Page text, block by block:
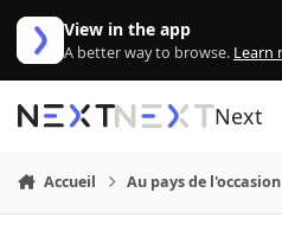
Aller au contenu
View in the app
A better way to browse. Learn
Next
Accueil Au pays de l'occasion